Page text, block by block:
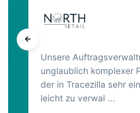
Unsere
unglaublich komplexer
der in Tracezilla sehr
leicht zu verwal ...